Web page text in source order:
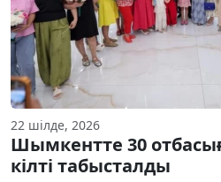
22 шілде, 2026
Шымкентте 30
кілті табысталды